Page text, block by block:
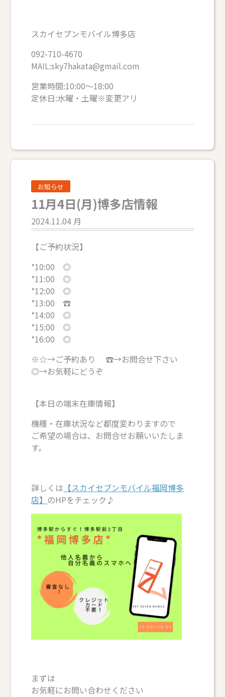
スカイセプンモバイル博多店
092-710-4670
MAIL:sky7hakata@gmail.com
営業時間:10:00～18:00
定休日:水曜・土曜※変更アリ
お知らせ
11月4日(月)博多店情報
2024.11.04 月
【ご予約状況】
*10:00 ◎
*11:00 ◎
*12:00 ◎
*13:00 ☎
*14:00 ◎
*15:00 ◎
*16:00 ◎
※☆→ご予約あり ☎→お問合せ下さい
◎→お気軽にどうぞ
【本日の端末在庫情報】
機種・在庫状況など都度変わりますので
ご希望の場合は、お問合せお願いいたしま
す。
詳しくは 【スカイセブンモバイル福岡博多
店】 のHPをチェック♪
まずは
お気軽にお問い合わせください